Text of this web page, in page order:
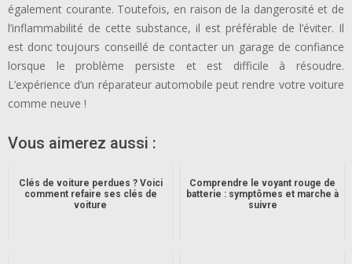
également courante. Toutefois, en raison de la dangerosité et de
l’inflammabilité de cette substance, il est préférable de l’éviter. Il
est donc toujours conseillé de contacter un garage de confiance
lorsque le problème persiste et est difficile à résoudre.
L’expérience d’un réparateur automobile peut rendre votre voiture
comme neuve !
Vous aimerez aussi :
Clés de voiture perdues ? Voici
comment refaire ses clés de
voiture
Comprendre le voyant rouge de
batterie : symptômes et marche à
suivre